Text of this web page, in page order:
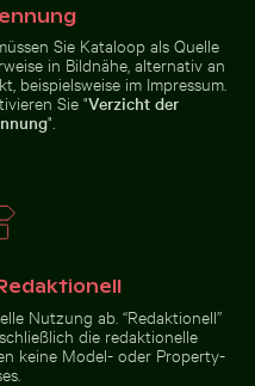
Hand hält Spiegel mit Spiegelung
von rosa Blumen
und Meeresblick
eines Schildes auf
Luftaufnahme des
Sie Kataloop als Quelle
in Bildnähe, alternativ an
beispielsweise im Impressum.
Sie "Verzicht der
".
Nutzung ab. “Redaktionell”
die redaktionelle
keine Model- oder Property-